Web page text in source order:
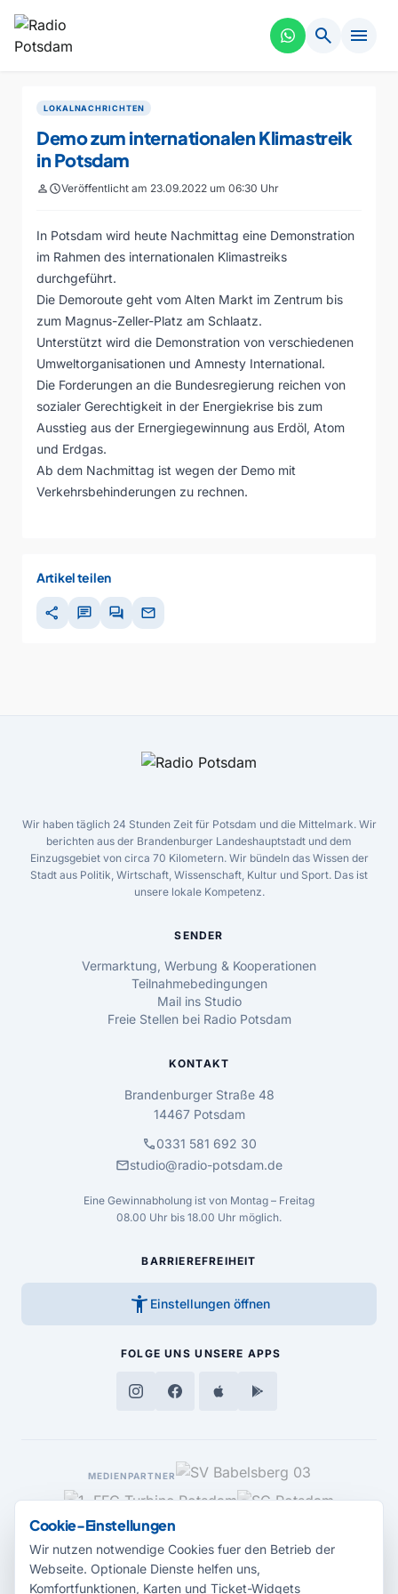
search menu
LOKALNACHRICHTEN
Demo zum internationalen Klimastreik
in Potsdam
personscheduleVeröffentlicht am 23.09.2022 um 06:30 Uhr
In Potsdam wird heute Nachmittag eine Demonstration
im Rahmen des internationalen Klimastreiks
durchgeführt.
Die Demoroute geht vom Alten Markt im Zentrum bis
zum Magnus-Zeller-Platz am Schlaatz.
Unterstützt wird die Demonstration von verschiedenen
Umweltorganisationen und Amnesty International.
Die Forderungen an die Bundesregierung reichen von
sozialer Gerechtigkeit in der Energiekrise bis zum
Ausstieg aus der Ernergiegewinnung aus Erdöl, Atom
und Erdgas.
Ab dem Nachmittag ist wegen der Demo mit
Verkehrsbehinderungen zu rechnen.
Artikel teilen
share chat forum mail
Wir haben täglich 24 Stunden Zeit für Potsdam und die Mittelmark. Wir
berichten aus der Brandenburger Landeshauptstadt und dem
Einzugsgebiet von circa 70 Kilometern. Wir bündeln das Wissen der
Stadt aus Politik, Wirtschaft, Wissenschaft, Kultur und Sport. Das ist
unsere lokale Kompetenz.
SENDER
Vermarktung, Werbung & Kooperationen
Teilnahmebedingungen
Mail ins Studio
Freie Stellen bei Radio Potsdam
KONTAKT
Brandenburger Straße 48
14467 Potsdam
call0331 581 692 30
mailstudio@radio-potsdam.de
Eine Gewinnabholung ist von Montag – Freitag
08.00 Uhr bis 18.00 Uhr möglich.
BARRIEREFREIHEIT
accessibility_new Einstellungen öffnen
FOLGE UNS UNSERE APPS
MEDIENPARTNER
Cookie-Einstellungen
Wir nutzen notwendige Cookies fuer den Betrieb der
Webseite. Optionale Dienste helfen uns,
Komfortfunktionen, Karten und Ticket-Widgets